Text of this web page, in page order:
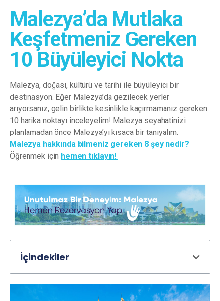
Malezya’da Mutlaka
Keşfetmeniz Gereken
10 Büyüleyici Nokta
Malezya, doğası, kültürü ve tarihi ile büyüleyici bir
destinasyon. Eğer Malezya’da gezilecek yerler
arıyorsanız, gelin birlikte kesinlikle kaçırmamanız gereken
10 harika noktayı inceleyelim! Malezya seyahatinizi
planlamadan önce Malezya’yı kısaca bir tanıyalım.
Malezya hakkında bilmeniz gereken 8 şey nedir?
Öğrenmek için hemen tıklayın!
İçindekiler